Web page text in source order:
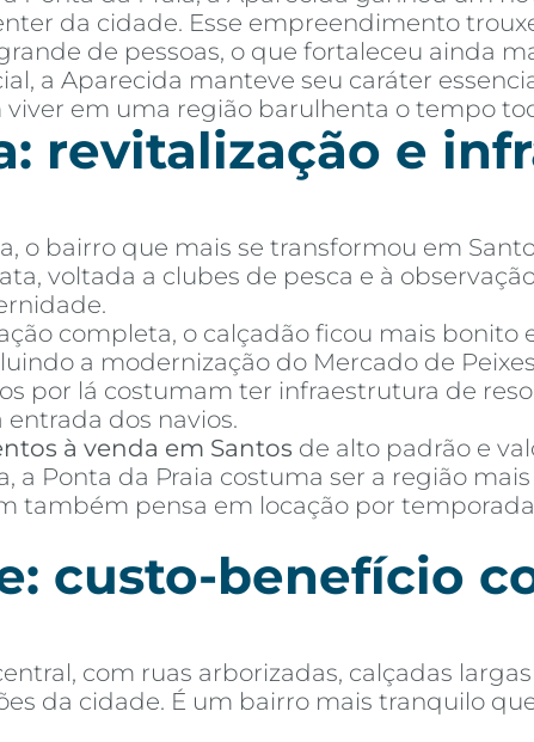
da cidade. Esse empreendimento
de pessoas, o que fortaleceu ainda
a Aparecida manteve seu caráter
em uma região barulhenta o tempo
revitalização e
o bairro que mais se transformou em
voltada a clubes de pesca e à
completa, o calçadão ficou mais bonito
a modernização do Mercado de
por lá costumam ter infraestrutura de
dos navios.
à venda em Santos de alto padrão e
a Ponta da Praia costuma ser a região
também pensa em locação por
custo-benefício
com ruas arborizadas, calçadas
da cidade. É um bairro mais tranquilo